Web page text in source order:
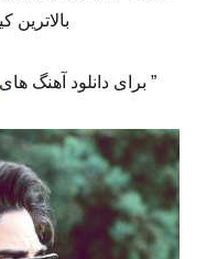
بالاترین
” برای دانلود آهنگ های